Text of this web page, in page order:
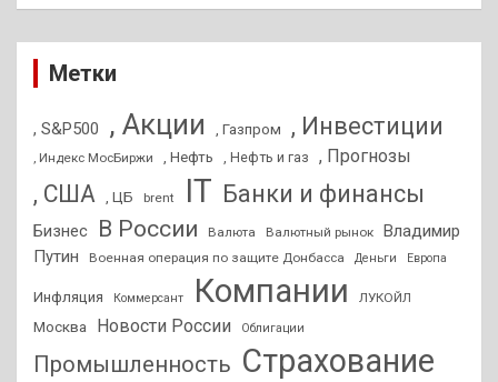
Метки
, S&P500 , Акции , Газпром , Инвестиции
, Индекс МосБиржи , Нефть , Нефть и газ , Прогнозы
, США , ЦБ brent IT Банки и финансы
Бизнес В России Валюта Валютный рынок
Владимир
Путин
Военная операция по защите Донбасса Деньги Европа
Инфляция Коммерсант Компании ЛУКОЙЛ
Москва Новости России Облигации
Промышленность Страхование